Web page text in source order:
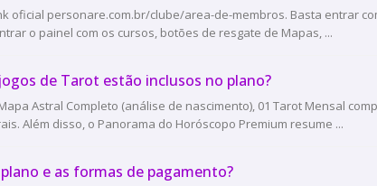
oficial personare.com.br/clube/area-de-membros. Basta entrar
o painel com os cursos, botões de resgate de Mapas, ...
de Tarot estão inclusos no plano?
Astral Completo (análise de nascimento), 01 Tarot Mensal
Além disso, o Panorama do Horóscopo Premium resume ...
e as formas de pagamento?